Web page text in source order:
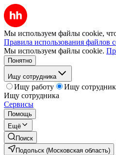
Мы используем файлы cookie,
Правила использования файлов
Мы используем файлы cookie.
Понятно
Ищу сотрудника
Ищу работу
Ищу
Ищу сотрудника
Сервисы
Помощь
Ещё
Поиск
Подольск (Московская область)